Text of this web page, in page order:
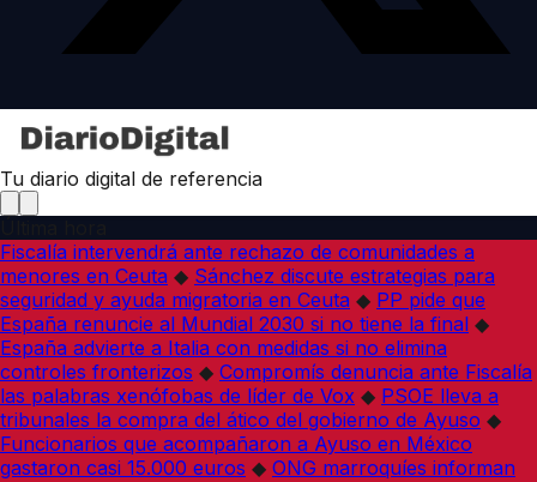
Tu diario digital de referencia
Fiscalía intervendrá ante rechazo de comunidades a
menores en Ceuta ◆ Sánchez discute estrategias para
seguridad y ayuda migratoria en Ceuta ◆ PP pide que
España renuncie al Mundial 2030 si no tiene la final ◆
España advierte a Italia con medidas si no elimina
controles fronterizos ◆ Compromís denuncia ante Fiscalía
las palabras xenófobas de líder de Vox ◆ PSOE lleva a
tribunales la compra del ático del gobierno de Ayuso ◆
Funcionarios que acompañaron a Ayuso en México
gastaron casi 15.000 euros ◆ ONG marroquíes informan